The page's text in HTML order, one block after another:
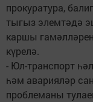
прокуратура,
тыгыз элемтәдә
каршы
күрелә.
- Юл-транспорт
һәм аварияләр
проблеманы